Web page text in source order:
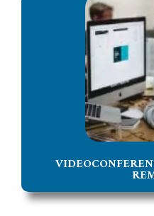
Acceso a una Solución
Telefonía VoIP y
implementada en